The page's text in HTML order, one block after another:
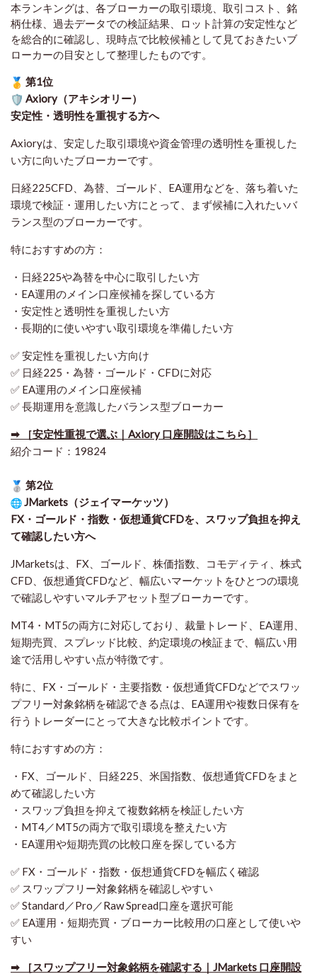
本ランキングは、各ブローカーの取引環境、取引コスト、銘
柄仕様、過去データでの検証結果、ロット計算の安定性など
を総合的に確認し、現時点で比較候補として見ておきたいブ
ローカーの目安として整理したものです。
第1位
Axiory（アキシオリー）
安定性・透明性を重視する方へ
Axioryは、安定した取引環境や資金管理の透明性を重視した
い方に向いたブローカーです。
日経225CFD、為替、ゴールド、EA運用などを、落ち着いた
環境で検証・運用したい方にとって、まず候補に入れたいバ
ランス型のブローカーです。
特におすすめの方：
・日経225や為替を中心に取引したい方
・EA運用のメイン口座候補を探している方
・安定性と透明性を重視したい方
・長期的に使いやすい取引環境を準備したい方
✅ 安定性を重視したい方向け
✅ 日経225・為替・ゴールド・CFDに対応
✅ EA運用のメイン口座候補
✅ 長期運用を意識したバランス型ブローカー
➡ ［安定性重視で選ぶ｜Axiory 口座開設はこちら］
紹介コード：19824
第2位
JMarkets（ジェイマーケッツ）
FX・ゴールド・指数・仮想通貨CFDを、スワップ負担を抑え
て確認したい方へ
JMarketsは、FX、ゴールド、株価指数、コモディティ、株式
CFD、仮想通貨CFDなど、幅広いマーケットをひとつの環境
で確認しやすいマルチアセット型ブローカーです。
MT4・MT5の両方に対応しており、裁量トレード、EA運用、
短期売買、スプレッド比較、約定環境の検証まで、幅広い用
途で活用しやすい点が特徴です。
特に、FX・ゴールド・主要指数・仮想通貨CFDなどでスワッ
プフリー対象銘柄を確認できる点は、EA運用や複数日保有を
行うトレーダーにとって大きな比較ポイントです。
特におすすめの方：
・FX、ゴールド、日経225、米国指数、仮想通貨CFDをまと
めて確認したい方
・スワップ負担を抑えて複数銘柄を検証したい方
・MT4／MT5の両方で取引環境を整えたい方
・EA運用や短期売買の比較口座を探している方
✅ FX・ゴールド・指数・仮想通貨CFDを幅広く確認
✅ スワップフリー対象銘柄を確認しやすい
✅ Standard／Pro／Raw Spread口座を選択可能
✅ EA運用・短期売買・ブローカー比較用の口座として使いや
すい
➡ ［スワップフリー対象銘柄を確認する｜JMarkets 口座開設